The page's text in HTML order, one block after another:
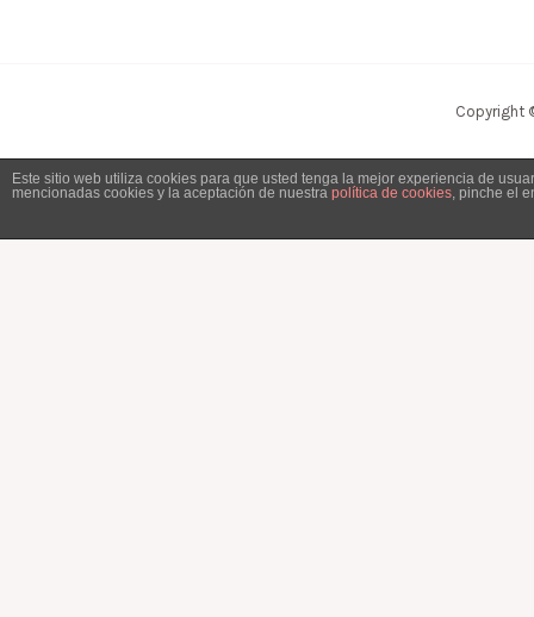
Copyright
Este sitio web utiliza cookies para que usted tenga la mejor experiencia de
mencionadas cookies y la aceptación de nuestra política de cookies, pinche el